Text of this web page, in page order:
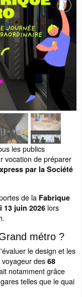
les publics
vocation de préparer
par la Société
de la Fabrique
juin 2026 lors
métro ?
le design et les
des 68
notamment grâce
telles que le quai